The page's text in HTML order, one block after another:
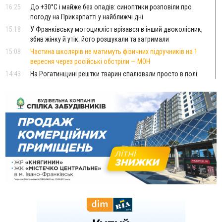
16:25
До +30°C і майже без опадів: синоптики розповіли про
погоду на Прикарпатті у найближчі дні
15:18
У Франківську мотоцикліст врізався в інший двоколісник,
збив жінку й утік: його розшукали та затримали
15:08
Частина школярів не матимуть фізичних підручників на 1
вересня через російські обстріли — МОН
14:43
На Рогатинщині рештки тварин спалювали просто в полі:
13:25
Пірс, ігровий майданчик і зона для пікніків: оголосили
тендер на 7 мільйонів на благоустрій Німецького озера
12:14
У Калуші на озері в міському парку масово загинули
качки та риба
11:18
Майстра лісу з Верховинщини оштрафували на 600 тисяч за
переправлення чоловіків до Румунії
10:49
На Прикарпатті через негоду сталися аварійні вимкнення
світла
За змову на тендері для Долинської лікарні двох
Яремчанський суд виніс вирок чоловіку, який у Буковелі
вкрав із супермаркету пляшку віскі за 8,5 тисяч